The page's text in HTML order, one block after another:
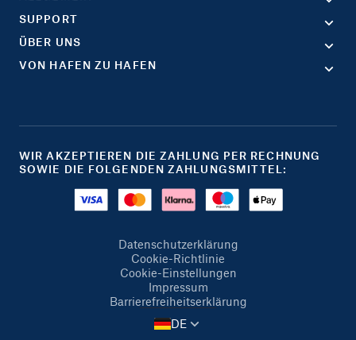
SUPPORT
ÜBER UNS
VON HAFEN ZU HAFEN
WIR AKZEPTIEREN DIE ZAHLUNG PER RECHNUNG
SOWIE DIE FOLGENDEN ZAHLUNGSMITTEL:
Datenschutzerklärung
Cookie-Richtlinie
Cookie-Einstellungen
Impressum
Barrierefreiheitserklärung
DE